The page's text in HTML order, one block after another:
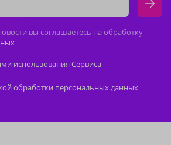
вы соглашаетесь на обработку
использования Сервиса
обработки персональных данных